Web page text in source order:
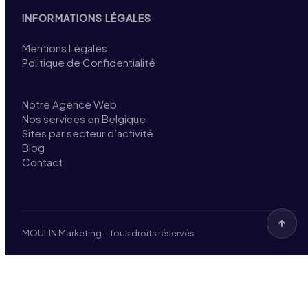
INFORMATIONS LÉGALES
Mentions Légales
Politique de Confidentialité
Notre Agence Web
Nos services en Belgique
Sites par secteur d’activité
Blog
Contact
MOULIN Marketing – Tous droits réservés